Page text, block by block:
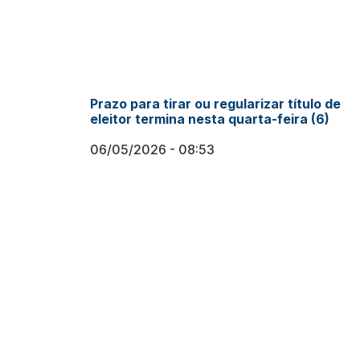
Prazo para tirar ou regularizar título de
eleitor termina nesta quarta-feira (6)
06/05/2026
08:53